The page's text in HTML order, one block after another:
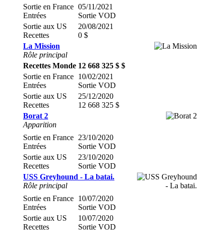
Sortie en France
Entrées
05/11/2021
Sortie VOD
Sortie aux US
Recettes
20/08/2021
0 $
La Mission
Rôle principal
Recettes Monde 12 668 325 $ $
Sortie en France
Entrées
10/02/2021
Sortie VOD
Sortie aux US
Recettes
25/12/2020
12 668 325 $
Borat 2
Apparition
Sortie en France
Entrées
23/10/2020
Sortie VOD
Sortie aux US
Recettes
23/10/2020
Sortie VOD
USS Greyhound - La batai.
Rôle principal
Sortie en France
Entrées
10/07/2020
Sortie VOD
Sortie aux US
Recettes
10/07/2020
Sortie VOD